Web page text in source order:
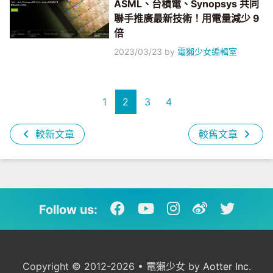
ASML、台積電、Synopsys 共同
聯手推廣最新技術！用電量減少 9
倍
2023/03/23 by 電獺少女編輯室
較新文章
1 2 3 4
較舊文章
Follow us:
Copyright © 2012-2026 • 電獺少女 by Aotter Inc.